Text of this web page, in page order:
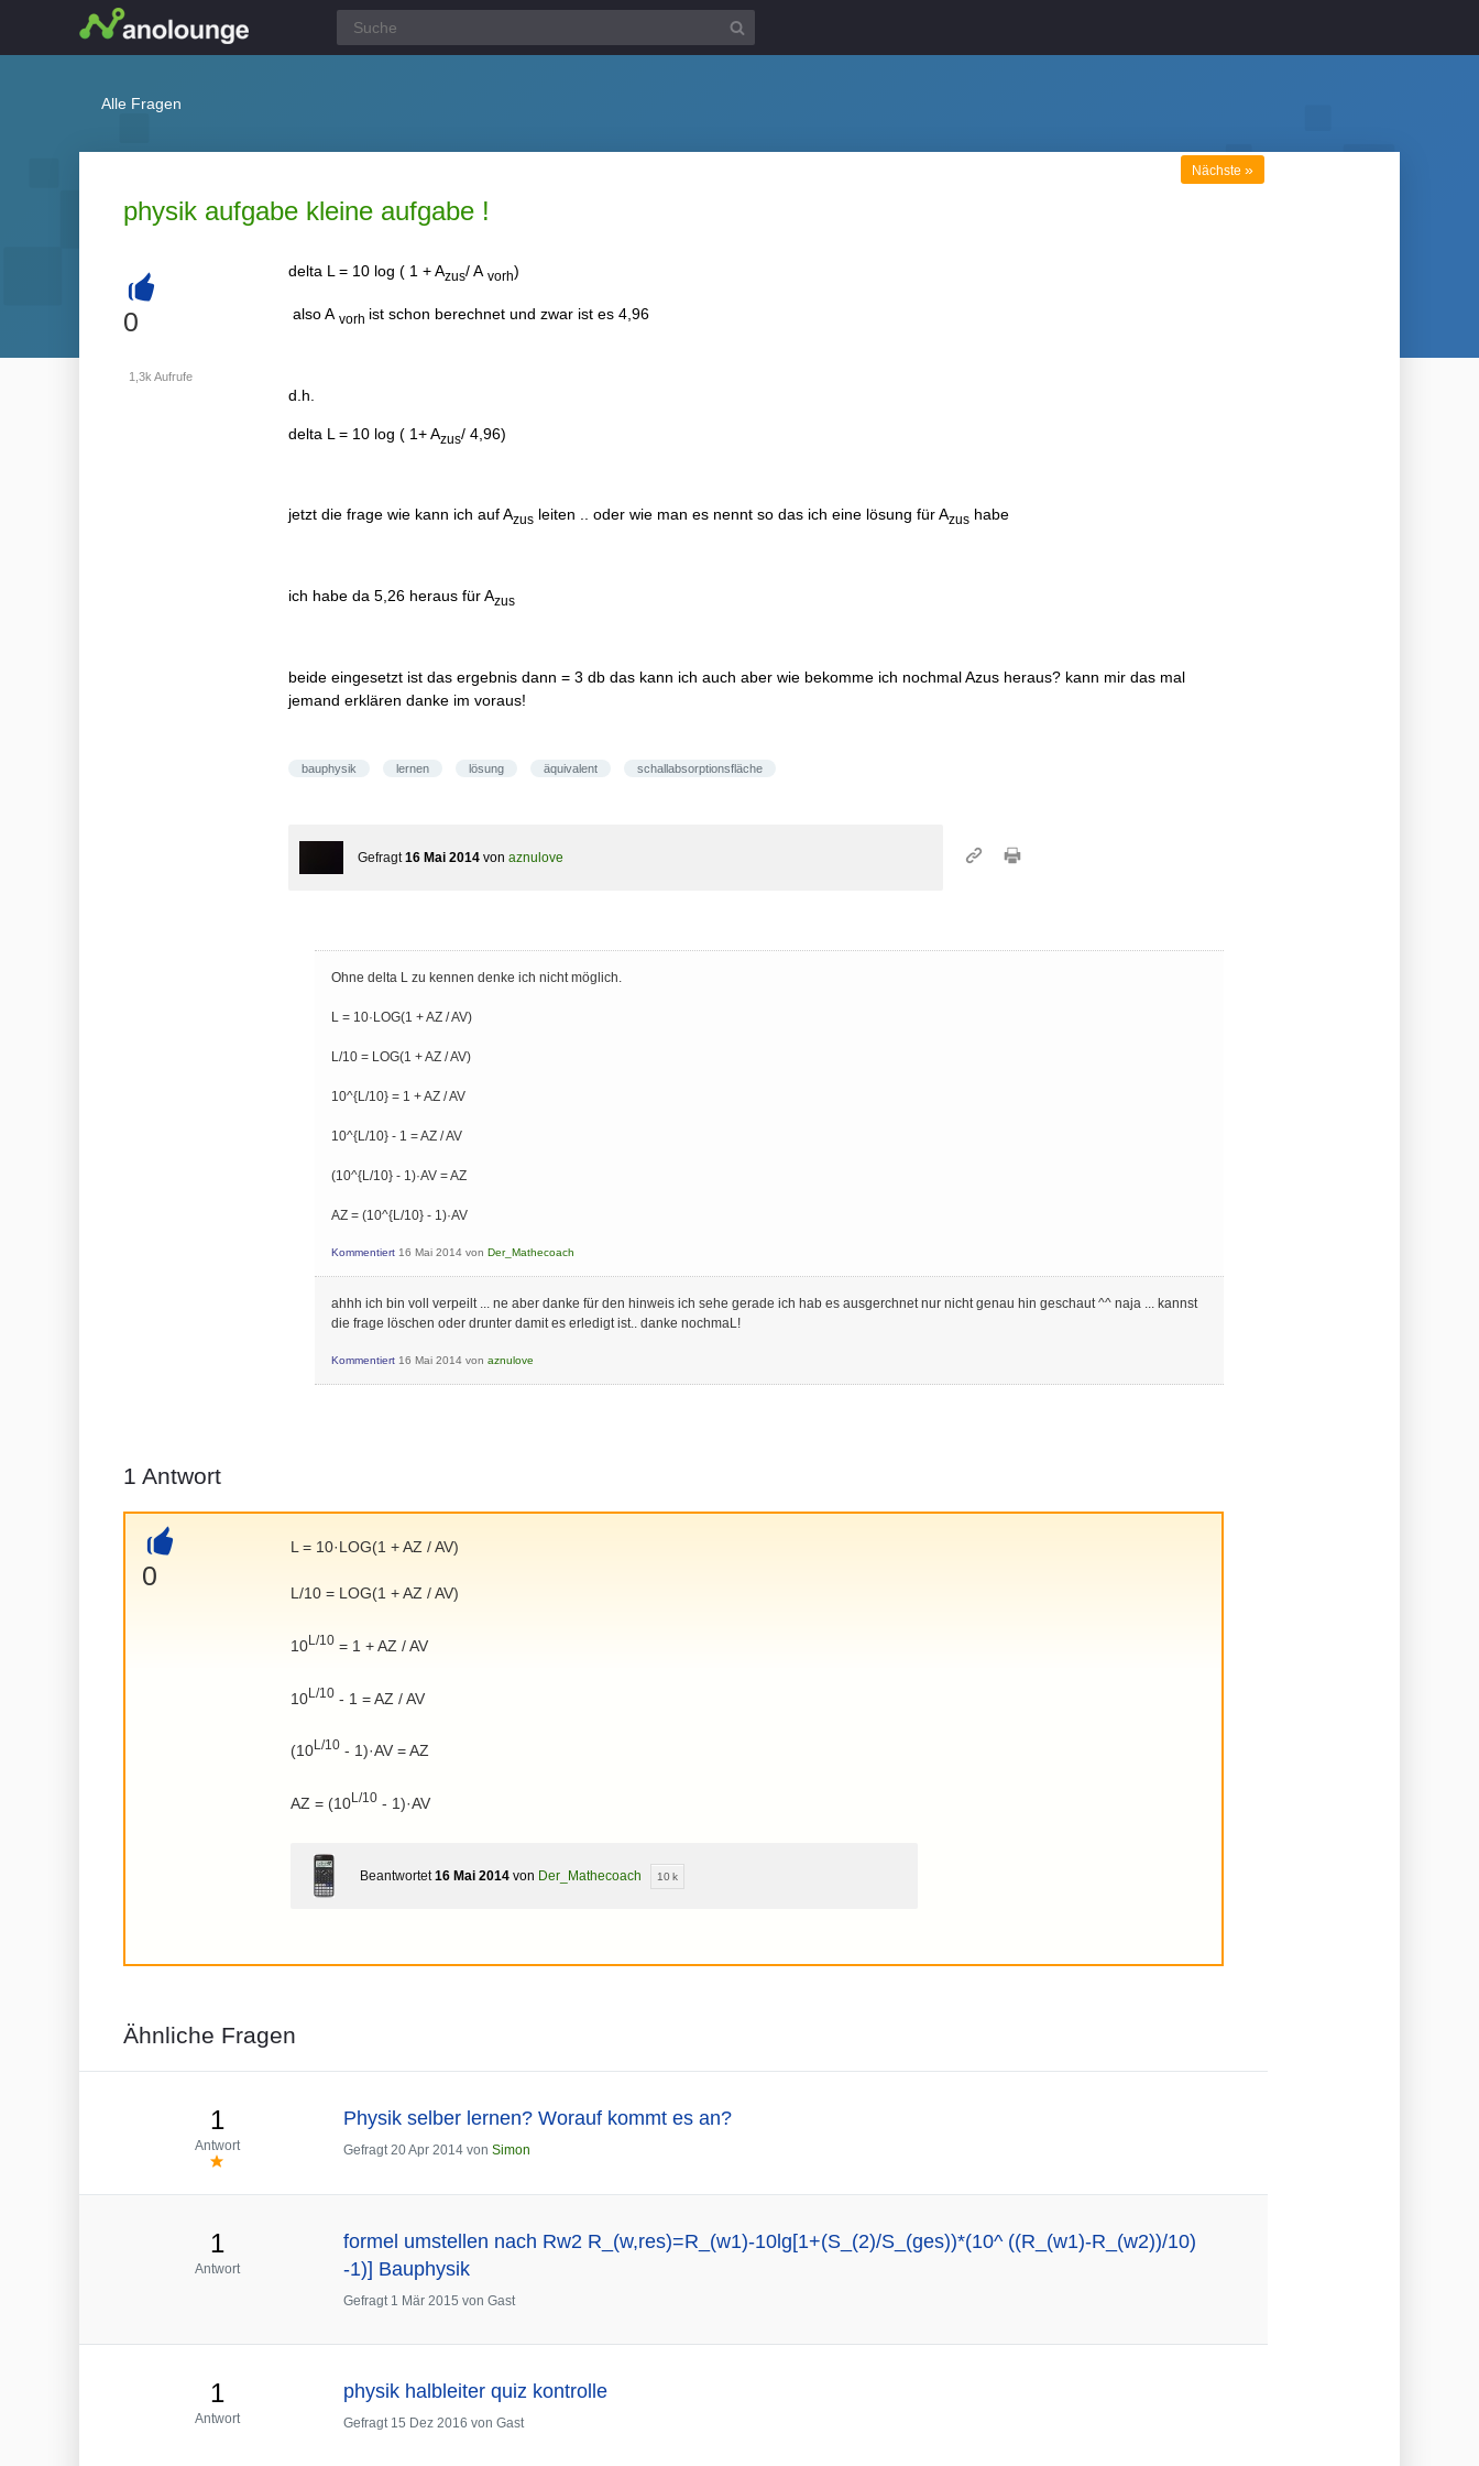
Alle Fragen
physik aufgabe kleine aufgabe !
Nächste »
+
0
1,3k Aufrufe
delta L = 10 log ( 1 + Azus/ A vorh)
also A vorh ist schon berechnet und zwar ist es 4,96
d.h.
delta L = 10 log ( 1+ Azus/ 4,96)
jetzt die frage wie kann ich auf Azus leiten .. oder wie man es nennt so das ich eine lösung für Azus habe
ich habe da 5,26 heraus für Azus
beide eingesetzt ist das ergebnis dann = 3 db das kann ich auch aber wie bekomme ich nochmal Azus heraus? kann mir das mal
jemand erklären danke im voraus!
bauphysik lernen lösung äquivalent schallabsorptionsfläche
Gefragt 16 Mai 2014 von aznulove
Ohne delta L zu kennen denke ich nicht möglich.
L = 10·LOG(1 + AZ / AV)
L/10 = LOG(1 + AZ / AV)
10^{L/10} = 1 + AZ / AV
10^{L/10} - 1 = AZ / AV
(10^{L/10} - 1)·AV = AZ
AZ = (10^{L/10} - 1)·AV
Kommentiert 16 Mai 2014 von Der_Mathecoach
ahhh ich bin voll verpeilt ... ne aber danke für den hinweis ich sehe gerade ich hab es ausgerchnet nur nicht genau hin geschaut ^^ naja ... kannst
die frage löschen oder drunter damit es erledigt ist.. danke nochmaL!
Kommentiert 16 Mai 2014 von aznulove
1 Antwort
+
0
L = 10·LOG(1 + AZ / AV)
L/10 = LOG(1 + AZ / AV)
10L/10 = 1 + AZ / AV
10L/10 - 1 = AZ / AV
(10 L/10 - 1)·AV = AZ
AZ = (10L/10 - 1)·AV
Beantwortet 16 Mai 2014 von Der_Mathecoach 10 k
Ähnliche Fragen
1
Antwort
Physik selber lernen? Worauf kommt es an?
Gefragt 20 Apr 2014 von Simon
1
Antwort
formel umstellen nach Rw2 R_(w,res)=R_(w1)-10lg[1+(S_(2)/S_(ges))*(10^ ((R_(w1)-R_(w2))/10)
-1)] Bauphysik
Gefragt 1 Mär 2015 von Gast
1
Antwort
physik halbleiter quiz kontrolle
Gefragt 15 Dez 2016 von Gast